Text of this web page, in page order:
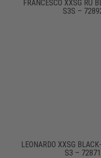
FRANCESCO XXSG RU
S3S –
LEONARDO XXSG
S3 –